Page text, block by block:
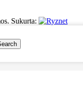
Sukurta: